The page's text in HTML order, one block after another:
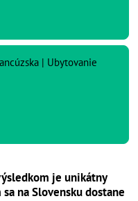
| Ubytovanie
je unikátny
sa na Slovensku dostane